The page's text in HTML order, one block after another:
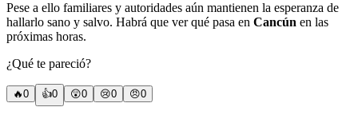
Pese a ello familiares y autoridades aún mantienen la esperanza de
hallarlo sano y salvo. Habrá que ver qué pasa en Cancún en las
próximas horas.
¿Qué te pareció?
🔥0 👍0 😲0 😢0 😠0